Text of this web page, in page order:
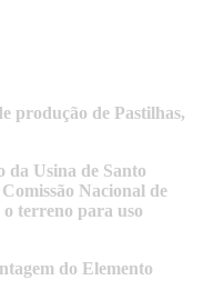
produção de Pastilhas,
da Usina de Santo
Nacional de
terreno para uso
do Elemento